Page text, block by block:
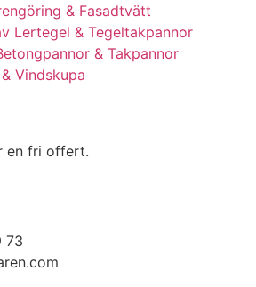
& Fasadtvätt
Lertegel & Tegeltakpannor
& Takpannor
Vindskupa
en fri offert.
73